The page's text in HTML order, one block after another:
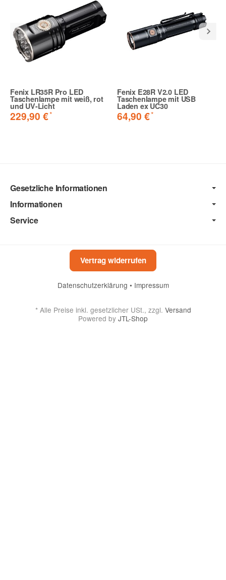
Fenix LR35R Pro LED
Taschenlampe mit weiß, rot
und UV-Licht
229,90 €*
Fenix E28R V2.0 LED
Taschenlampe mit USB
Laden ex UC30
64,90 €*
Gesetzliche Informationen
Informationen
Service
Vertrag widerrufen
Datenschutzerklärung • Impressum
*Alle Preise inkl. gesetzlicher USt., zzgl. Versand
Powered by JTL-Shop